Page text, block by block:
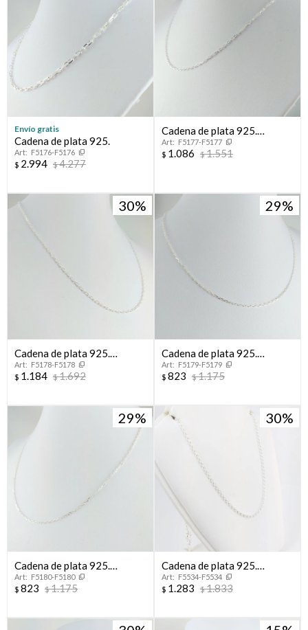
Envío gratis
Cadena de plata 925.
F5176-F5176
$ 2.994 $4.277
Cadena de plata 925.
Modelo, FORCET, 40 cm
F5177-F5177
$ 1.086 $1.551
30
Cadena de plata 925.
Modelo, FORCET, 45 cm
F5178-F5178
$ 1.184 $1.692
29
Cadena de plata 925.
Modelo, FORCET, 40 cm.
F5179-F5179
$ 823 $1.175
29
Cadena de plata 925.
Modelo, FORCET, 45 cm.
F5180-F5180
$ 823 $1.175
30
Cadena de plata 925.
Modelo ROLITO, largo
45cm.
F5534-F5534
$ 1.283 $1.833